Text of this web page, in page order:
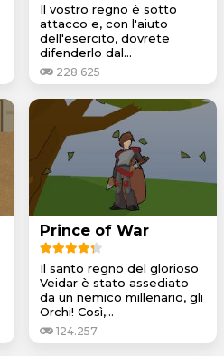
Il vostro regno è sotto
attacco e, con l'aiuto
dell'esercito, dovrete
difenderlo dal...
228.625
Prince of War
Il santo regno del glorioso
Veidar è stato assediato
da un nemico millenario, gli
Orchi! Così,...
124.257